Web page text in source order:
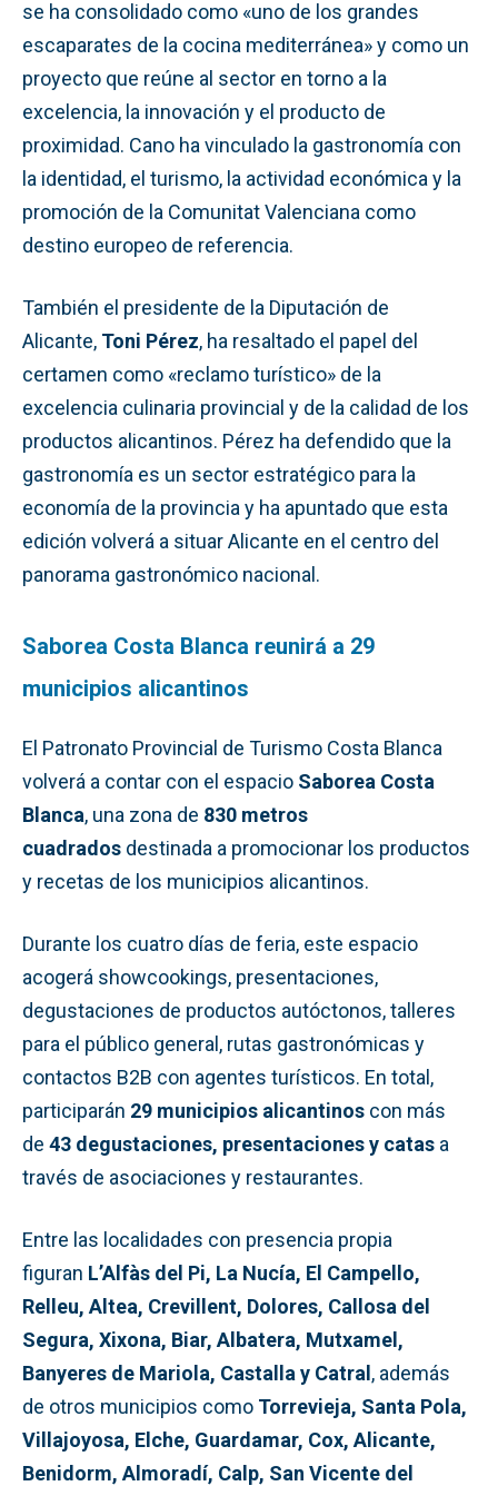
se ha consolidado como «uno de los grandes
escaparates de la cocina mediterránea» y como un
proyecto que reúne al sector en torno a la
excelencia, la innovación y el producto de
proximidad. Cano ha vinculado la gastronomía con
la identidad, el turismo, la actividad económica y la
promoción de la Comunitat Valenciana como
destino europeo de referencia.
También el presidente de la Diputación de
Alicante, Toni Pérez, ha resaltado el papel del
certamen como «reclamo turístico» de la
excelencia culinaria provincial y de la calidad de los
productos alicantinos. Pérez ha defendido que la
gastronomía es un sector estratégico para la
economía de la provincia y ha apuntado que esta
edición volverá a situar Alicante en el centro del
panorama gastronómico nacional.
Saborea Costa Blanca reunirá a 29
municipios alicantinos
El Patronato Provincial de Turismo Costa Blanca
volverá a contar con el espacio Saborea Costa
Blanca, una zona de 830 metros
cuadrados destinada a promocionar los productos
y recetas de los municipios alicantinos.
Durante los cuatro días de feria, este espacio
acogerá showcookings, presentaciones,
degustaciones de productos autóctonos, talleres
para el público general, rutas gastronómicas y
contactos B2B con agentes turísticos. En total,
participarán 29 municipios alicantinos con más
de 43 degustaciones, presentaciones y catas a
través de asociaciones y restaurantes.
Entre las localidades con presencia propia
figuran L’Alfàs del Pi, La Nucía, El Campello,
Relleu, Altea, Crevillent, Dolores, Callosa del
Segura, Xixona, Biar, Albatera, Mutxamel,
Banyeres de Mariola, Castalla y Catral, además
de otros municipios como Torrevieja, Santa Pola,
Villajoyosa, Elche, Guardamar, Cox, Alicante,
Benidorm, Almoradí, Calp, San Vicente del